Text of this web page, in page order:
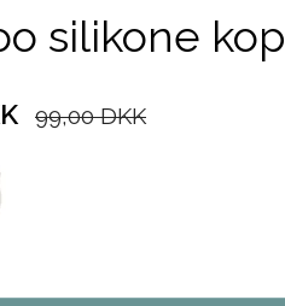
silikone
99,00 DKK